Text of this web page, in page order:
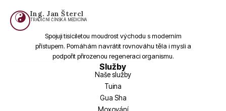
Ing. Jan Štercl
TRADIČNÍ ČÍNSKÁ MEDICÍNA
Spojuji tisíciletou moudrost východu s moderním
přístupem. Pomáhám navrátit rovnováhu těla i mysli a
podpořit přirozenou regeneraci organismu.
Služby
Naše služby
Tuina
Gua Sha